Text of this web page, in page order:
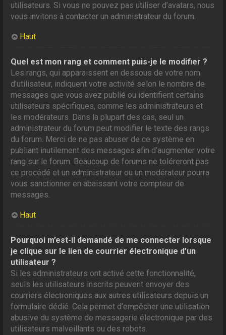
utilisateurs. Si vous ne pouvez pas utiliser d’avatars, nous
vous invitons à contacter un administrateur du forum.
Haut
Quel est mon rang et comment puis-je le modifier ?
Les rangs, qui apparaissent en dessous de votre nom
d’utilisateur, indiquent votre activité selon le nombre de
messages que vous avez publié ou identifient certains
utilisateurs spécifiques, comme les administrateurs et
les modérateurs. Dans la plupart des cas, seul un
administrateur du forum peut modifier le texte des rangs
du forum. Merci de ne pas abuser de ce système en
publiant inutilement des messages afin d’augmenter votre
rang sur le forum. Beaucoup de forums ne toléreront pas
ce procédé et un administrateur ou un modérateur pourra
vous sanctionner en abaissant votre compteur de
messages.
Haut
Pourquoi m’est-il demandé de me connecter lorsque
je clique sur le lien de courrier électronique d’un
utilisateur ?
Si les administrateurs ont activé cette fonctionnalité,
seuls les utilisateurs inscrits peuvent envoyer des
courriers électroniques aux autres utilisateurs depuis un
formulaire dédié. Cela permet d’empêcher une utilisation
abusive du système de messagerie électronique par des
utilisateurs malveillants ou des robots.